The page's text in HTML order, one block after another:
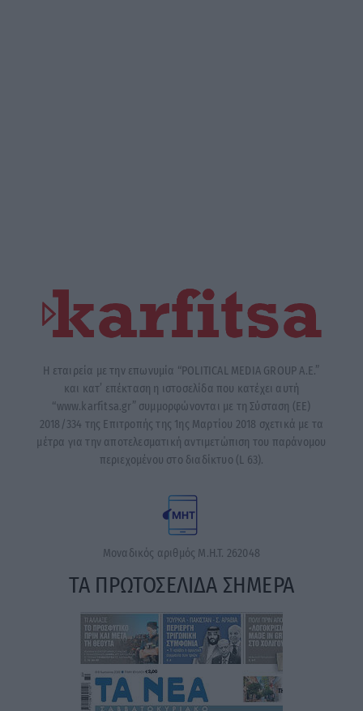
Η εταιρεία με την επωνυμία “POLITICAL MEDIA GROUP A.E.”
και κατ’ επέκταση η ιστοσελίδα που κατέχει αυτή
“www.karfitsa.gr” συμμορφώνονται με τη Σύσταση (ΕΕ)
2018/334 της Επιτροπής της 1ης Μαρτίου 2018 σχετικά με τα
μέτρα για την αποτελεσματική αντιμετώπιση του παράνομου
περιεχομένου στο διαδίκτυο (L 63).
Μοναδικός αριθμός Μ.Η.Τ. 262048
ΤΑ ΠΡΩΤΟΣΕΛΙΔΑ ΣΗΜΕΡΑ